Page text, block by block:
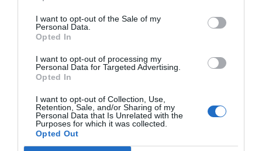
I want to opt-out of the Sale of my
Personal Data.
Opted In
I want to opt-out of processing my
Personal Data for Targeted Advertising.
Opted In
I want to opt-out of Collection, Use,
Retention, Sale, and/or Sharing of my
Personal Data that Is Unrelated with the
Purposes for which it was collected.
Opted Out
Tendance
Populaire
Prix des billets, logements, embouteillages... En
1924 déjà,...